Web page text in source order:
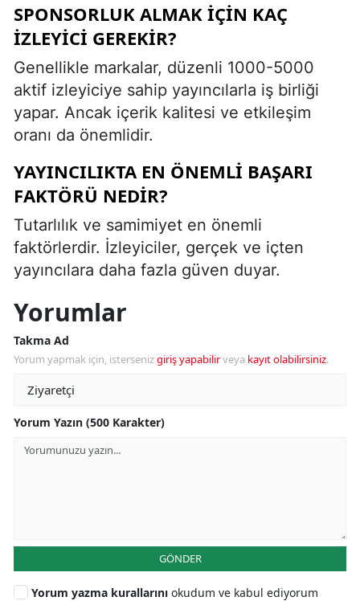
SPONSORLUK ALMAK İÇIN KAÇ
İZLEYICI GEREKIR?
Genellikle markalar, düzenli 1000-5000
aktif izleyiciye sahip yayıncılarla iş birliği
yapar. Ancak içerik kalitesi ve etkileşim
oranı da önemlidir.
YAYINCILIKTA EN ÖNEMLI BAŞARI
FAKTÖRÜ NEDIR?
Tutarlılık ve samimiyet en önemli
faktörlerdir. İzleyiciler, gerçek ve içten
yayıncılara daha fazla güven duyar.
Yorumlar
Takma Ad
Yorum yapmak için, istersenizgiriş yapabilirveya kayıt olabilirsiniz.
Yorum Yazın (500 Karakter)
GÖNDER
Yorum yazma kurallarını okudum ve kabul ediyorum